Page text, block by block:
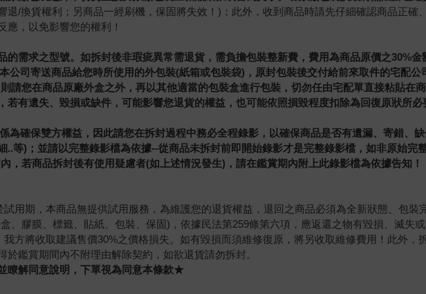
退/換貨權利；另商品一經刷機，保固將失效！)；此外，收到商品時請先仔細確認商品正確
應，以免影響您的權利！
的需求之型號。如拆封後非瑕疵異常需退貨，需負擔包裝整新費，費用為商品原價之30%金
公司寄送商品給您時所使用的外包裝(紙箱或包裝袋)，原封包裝後交付給前來取件的宅配
請您在商品原廠外盒之外，再以其他適當的包裝盒進行包裝，切勿任由宅配單直接粘貼在
若有遺失、毀損或缺件，可能影響您退貨的權益，也可能依照損毀程度扣除為回復原狀所必
為確保雙方權益，因此請您在拆封過程中務必全程錄影，以確保商品是否有遺漏、寄錯
等)；並請以完整錄影檔為依據--從商品未拆封前即開始錄影才是完整錄影檔，如非原始完
，若商品拆封後有使用疑慮者(如上述情況發生)，請在鑑賞期內附上此錄影檔為依據告知！
用期，本商品無提供試用服務，為維護您的退貨權益，退回之商品必須為全新狀態、包
、膠膜、標籤、貼紙、包裝、保固)，依據民法第259條第六項，應返還之物有毀損、滅失
我方將收取建議售價30%之價格損失。如有毀損而須維修復原，將另收取維修費用！此外，
於鑑賞期間內不附理由解除契約，如欲退貨請勿拆封。
瞭解同意說明，下單視為同意本條款★